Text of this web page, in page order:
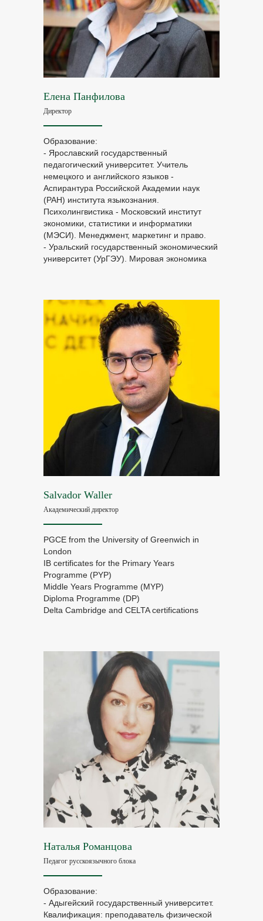
Елена Панфилова
Директор
Образование:
- Ярославский государственный
педагогический университет. Учитель
немецкого и английского языков -
Аспирантура Российской Академии наук
(РАН) института языкознания.
Психолингвистика - Московский институт
экономики, статистики и информатики
(МЭСИ). Менеджмент, маркетинг и право.
- Уральский государственный экономический
университет (УрГЭУ). Мировая экономика
Salvador Waller
Академический директор
PGCE from the University of Greenwich in
London
IB certificates for the Primary Years
Programme (PYP)
Middle Years Programme (MYP)
Diploma Programme (DP)
Delta Cambridge and CELTA certifications
Наталья Романцова
Педагог русскоязычного блока
Образование:
- Адыгейский государственный университет.
Квалификация: преподаватель физической